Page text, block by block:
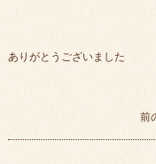
ありがとうございました
前